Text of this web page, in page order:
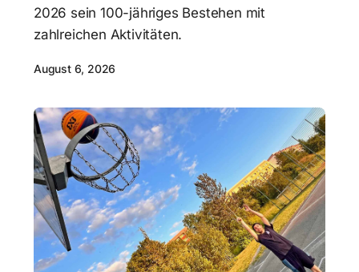
2026 sein 100-jähriges Bestehen mit
zahlreichen Aktivitäten.
August 6, 2026